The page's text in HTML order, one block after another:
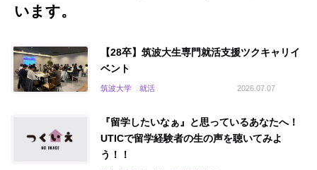
います。
【28卒】筑波大生専門就活支援ツクキャリイ
ベント
2026.07.07
筑波大学 就活
『留学したいなぁ』と思っているあなたへ！
UTICで留学経験者の生の声を聴いてみよ
う！！